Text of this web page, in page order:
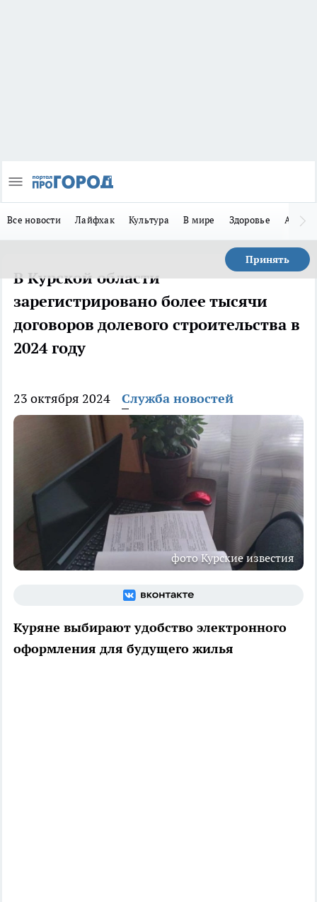
Все новости Лайфхак Культура В мире Здоровье Авто
Принять
В Курской области
зарегистрировано более тысячи
договоров долевого строительства в
2024 году
23 октября 2024 Служба новостей
фото Курские известия
Куряне выбирают удобство электронного
оформления для будущего жилья